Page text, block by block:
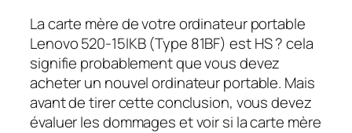
La carte mère de votre ordinateur portable
Lenovo 520-15IKB (Type 81BF) est HS ? cela
signifie probablement que vous devez
acheter un nouvel ordinateur portable. Mais
avant de tirer cette conclusion, vous devez
évaluer les dommages et voir si la carte mère